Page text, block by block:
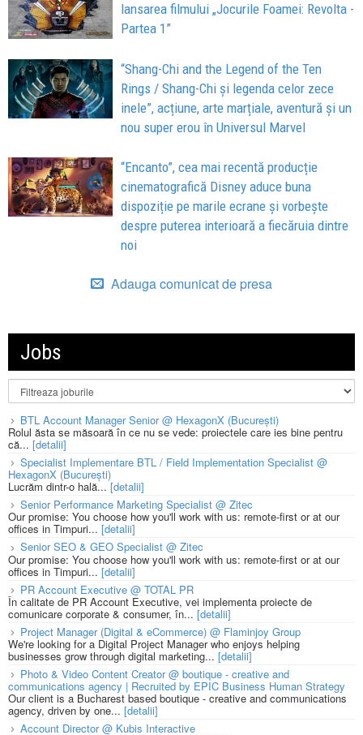
lansarea filmului „Jocurile Foamei: Revolta -
Partea 1”
“Shang-Chi and the Legend of the Ten
Rings / Shang-Chi și legenda celor zece
inele”, acțiune, arte marțiale, aventură și un
nou super erou în Universul Marvel
“Encanto”, cea mai recentă producție
cinematografică Disney aduce buna
dispoziție pe marile ecrane și vorbește
despre puterea interioară a fiecăruia dintre
noi
Adauga comunicat de presa
Jobs
BTL Account Manager Senior @ HexagonX (București)
Rolul ăsta se măsoară în ce nu se vede: proiectele care ies bine pentru
că... [detalii]
Specialist Implementare BTL / Field Implementation Specialist @
HexagonX (București)
Lucrăm dintr-o hală... [detalii]
Senior Performance Marketing Specialist @ Zitec
Our promise: You choose how you'll work with us: remote-first or at our
offices in Timpuri... [detalii]
Senior SEO & GEO Specialist @ Zitec
Our promise: You choose how you'll work with us: remote-first or at our
offices in Timpuri... [detalii]
PR Account Executive @ TOTAL PR
În calitate de PR Account Executive, vei implementa proiecte de
comunicare corporate & consumer, în... [detalii]
Project Manager (Digital & eCommerce) @ Flaminjoy Group
We're looking for a Digital Project Manager who enjoys helping
businesses grow through digital marketing... [detalii]
Photo & Video Content Creator @ boutique - creative and
communications agency | Recruited by EPIC Business Human Strategy
Our client is a Bucharest based boutique - creative and communications
agency, driven by one... [detalii]
Account Director @ Kubis Interactive